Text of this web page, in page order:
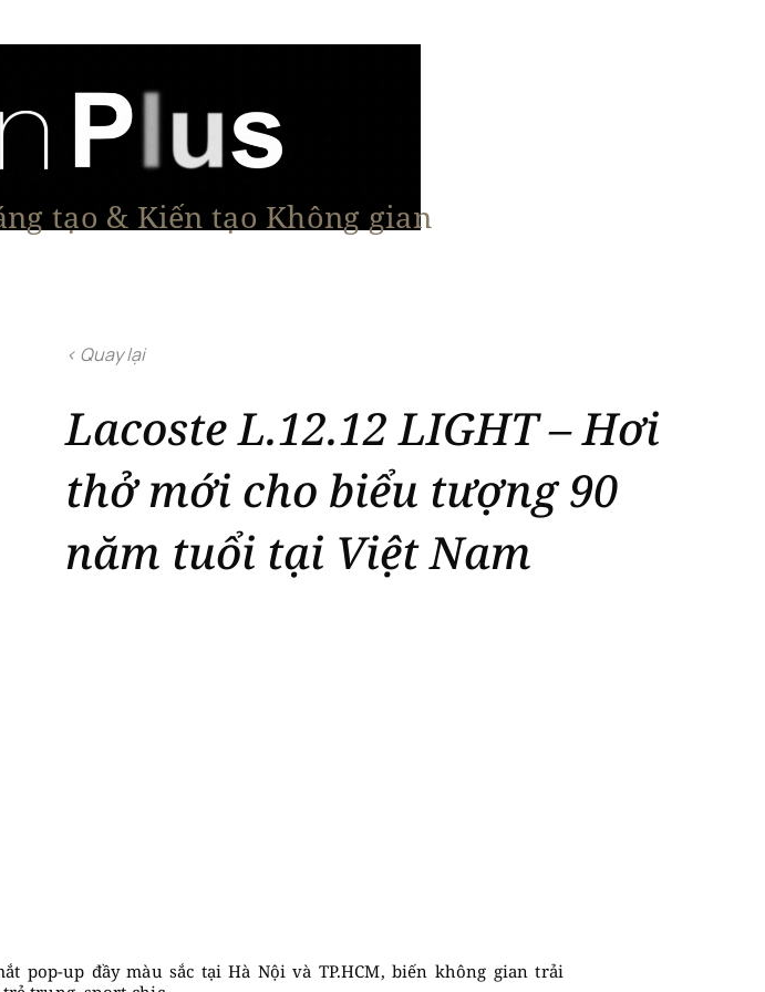
tạo & Kiến tạo Không gian
< Quay lại
Lacoste L.12.12 LIGHT – Hơi
thở mới cho biểu tượng 90
năm tuổi tại Việt Nam
pop-up đầy màu sắc tại Hà Nội và TP.HCM, biến không gian trải